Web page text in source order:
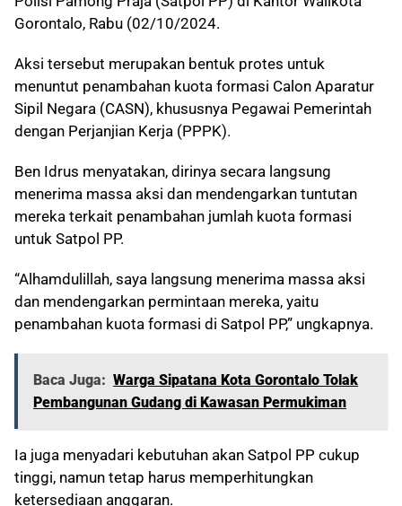
Gorontalo, Rabu (02/10/2024.
Aksi tersebut merupakan bentuk protes untuk
menuntut penambahan kuota formasi Calon Aparatur
Sipil Negara (CASN), khususnya Pegawai Pemerintah
dengan Perjanjian Kerja (PPPK).
Ben Idrus menyatakan, dirinya secara langsung
menerima massa aksi dan mendengarkan tuntutan
mereka terkait penambahan jumlah kuota formasi
untuk Satpol PP.
“Alhamdulillah, saya langsung menerima massa aksi
dan mendengarkan permintaan mereka, yaitu
penambahan kuota formasi di Satpol PP,” ungkapnya.
Baca Juga: Warga Sipatana Kota Gorontalo Tolak
Pembangunan Gudang di Kawasan Permukiman
Ia juga menyadari kebutuhan akan Satpol PP cukup
tinggi, namun tetap harus memperhitungkan
ketersediaan anggaran.